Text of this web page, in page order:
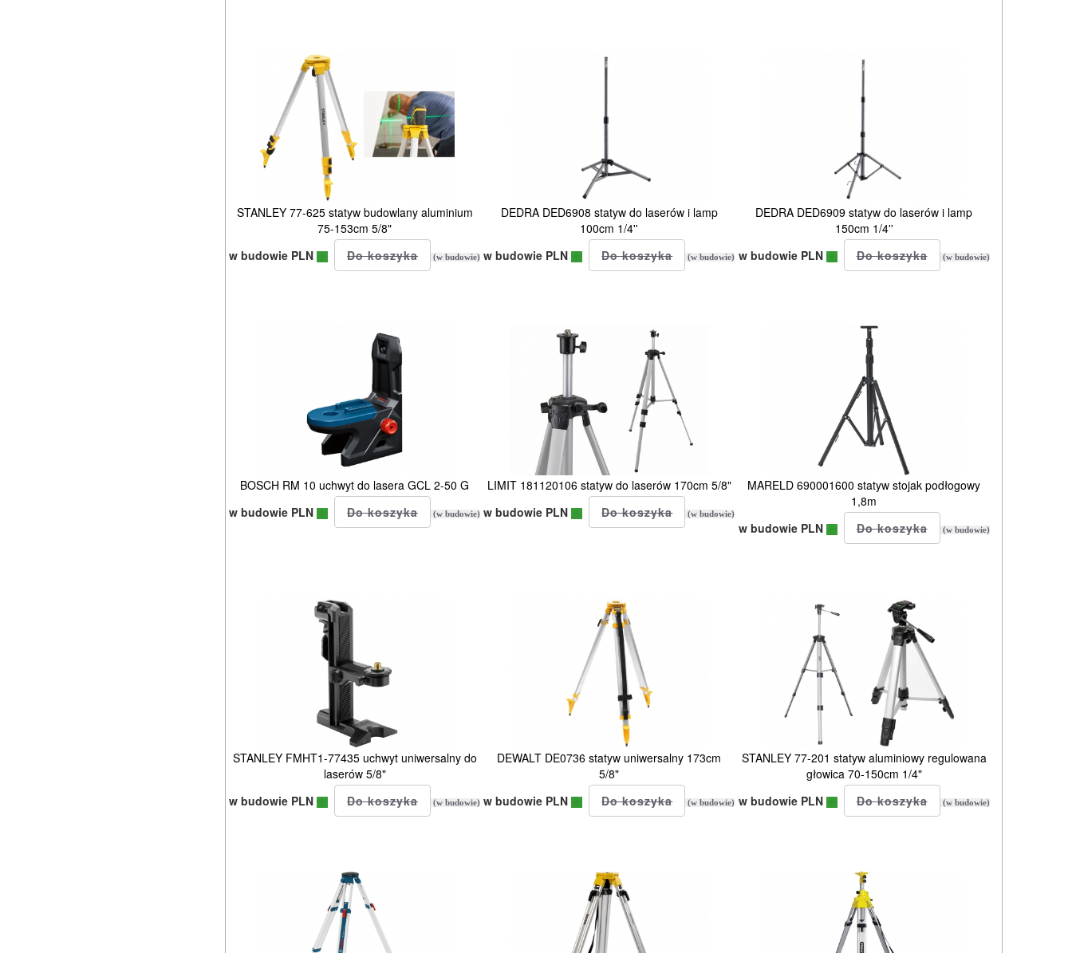
STANLEY 77-625 statyw budowlany aluminium
75-153cm 5/8"
w budowie PLN
(w budowie)
DEDRA DED6908 statyw do laserów i lamp
100cm 1/4''
w budowie PLN
(w budowie)
DEDRA DED6909 statyw do laserów i lamp
150cm 1/4''
w budowie PLN
(w budowie)
BOSCH RM 10 uchwyt do lasera GCL 2-50 G
w budowie PLN
(w budowie)
LIMIT 181120106 statyw do laserów 170cm 5/8"
w budowie PLN
(w budowie)
MARELD 690001600 statyw stojak podłogowy
1,8m
w budowie PLN
(w budowie)
STANLEY FMHT1-77435 uchwyt uniwersalny do
laserów 5/8"
w budowie PLN
(w budowie)
DEWALT DE0736 statyw uniwersalny 173cm
5/8"
w budowie PLN
(w budowie)
STANLEY 77-201 statyw aluminiowy regulowana
głowica 70-150cm 1/4"
w budowie PLN
(w budowie)